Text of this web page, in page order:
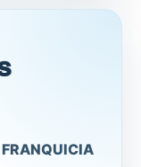
FRANQUICIA